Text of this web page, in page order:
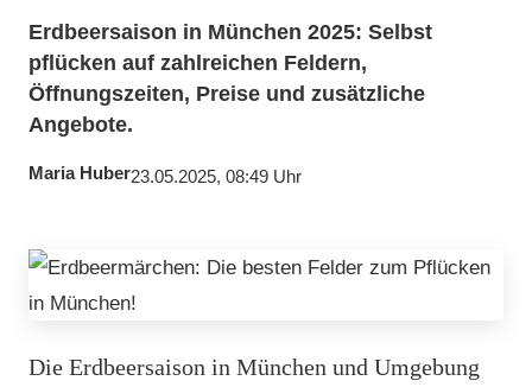
Erdbeersaison in München 2025: Selbst
pflücken auf zahlreichen Feldern,
Öffnungszeiten, Preise und zusätzliche
Angebote.
Maria Huber23.05.2025, 08:49 Uhr
Die Erdbeersaison in München und Umgebung